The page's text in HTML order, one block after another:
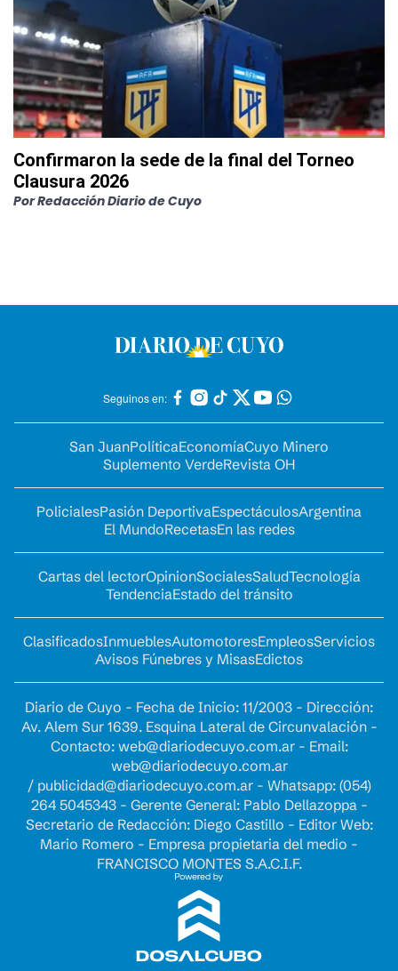
Confirmaron la sede de la final del Torneo
Clausura 2026
PorRedacción Diario de Cuyo
Seguinos en:
San JuanPolíticaEconomíaCuyo Minero
Suplemento VerdeRevista OH
PolicialesPasión DeportivaEspectáculosArgentina
El MundoRecetasEn las redes
Cartas del lectorOpinionSocialesSaludTecnología
TendenciaEstado del tránsito
ClasificadosInmueblesAutomotoresEmpleosServicios
Avisos Fúnebres y MisasEdictos
Diario de Cuyo - Fecha de Inicio: 11/2003 - Dirección:
Av. Alem Sur 1639. Esquina Lateral de Circunvalación -
Contacto: web@diariodecuyo.com.ar- Email:
web@diariodecuyo.com.ar
/ publicidad@diariodecuyo.com.ar- Whatsapp: (054)
264 5045343 - Gerente General: Pablo Dellazoppa -
Secretario de Redacción: Diego Castillo - Editor Web:
Mario Romero - Empresa propietaria del medio -
FRANCISCO MONTES S.A.C.I.F.